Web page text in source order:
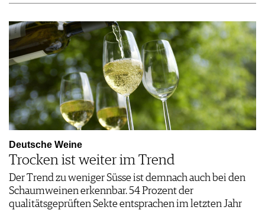
Deutsche Weine
Trocken ist weiter im Trend
Der Trend zu weniger Süsse ist demnach auch bei den
Schaumweinen erkennbar. 54 Prozent der
qualitätsgeprüften Sekte entsprachen im letzten Jahr